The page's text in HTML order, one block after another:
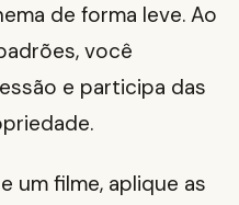
de forma leve. Ao
você
e participa das
um filme, aplique as